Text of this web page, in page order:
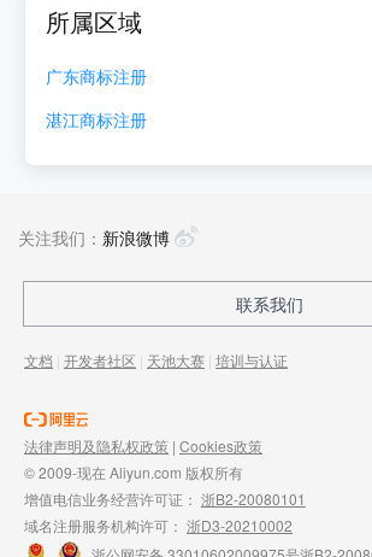
所属区域
广东商标注册
湛江商标注册